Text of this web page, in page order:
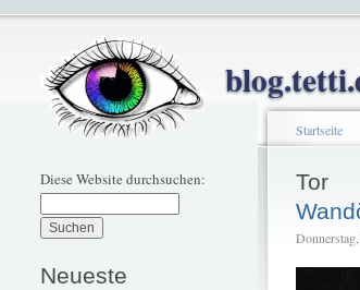
Diese Website durchsuchen:
Neueste
Startseite
Tor